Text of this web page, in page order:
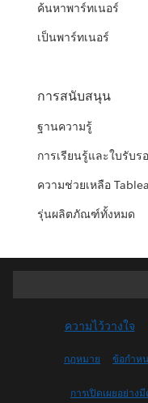
ค้นหาพาร์ทเนอร์
เป็นพาร์ทเนอร์
การสนับสนุน
ฐานความรู้
การเรียนรู้และใบรับร
ความช่วยเหลือ
รุ่นผลิตภัณฑ์ทั้งหมด
ความไว้วางใจ
กฎหมาย ข้อกำห
การเปิดเผยอย่าง